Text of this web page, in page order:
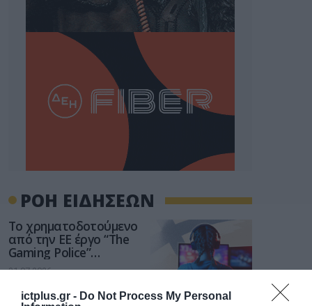
ictplus.gr - Do Not Process My Personal
ΡΟΗ ΕΙΔΗΣΕΩΝ
Το χρηματοδοτούμενο
από την ΕΕ έργο “The
Gaming Police”
ενισχύει την ασφάλεια
διαδίκτυο
31.07.2026